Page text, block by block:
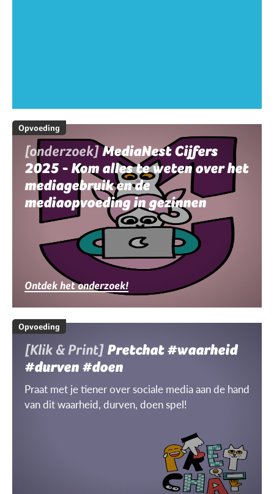
Opvoeding
[onderzoek]MediaNest Cijfers
2025 - Kom alles te weten over het
mediagebruik en de
mediaopvoeding in gezinnen
Ontdek het onderzoek!
Opvoeding
[Klik & Print] Pretchat #waarheid
#durven #doen
Praat met je tiener over sociale media aan de hand
van dit waarheid, durven, doen spel!